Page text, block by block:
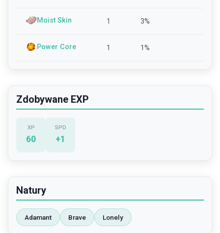
Moist Skin 1 3%
Power Core 1 1%
Zdobywane EXP
XP
60
SPD
+1
Natury
Adamant Brave Lonely